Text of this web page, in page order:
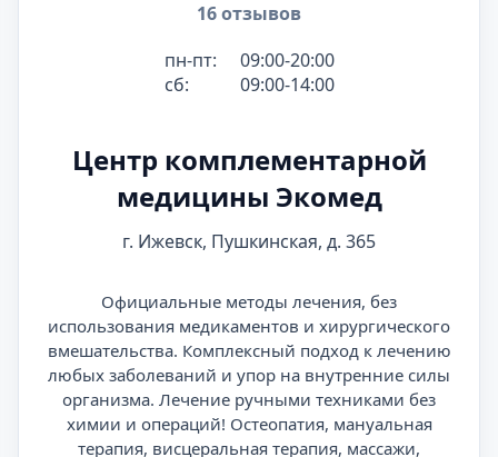
16 отзывов
пн-пт:
09:00-20:00
сб:
09:00-14:00
Центр комплементарной
медицины Экомед
г. Ижевск, Пушкинская, д. 365
Официальные методы лечения, без
использования медикаментов и хирургического
вмешательства. Комплексный подход к лечению
любых заболеваний и упор на внутренние силы
организма. Лечение ручными техниками без
химии и операций! Остеопатия, мануальная
терапия, висцеральная терапия, массажи,